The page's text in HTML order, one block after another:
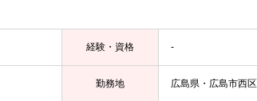
経験・資格 -
勤務地 広島県・広島市西区